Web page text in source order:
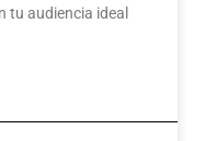
tu audiencia ideal